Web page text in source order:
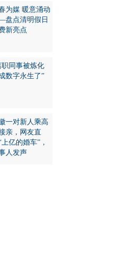
为媒 暖意涌动
点清明假日
新亮点
职同事被炼化
数字永生了”
一对新人乘高
亲，网友直
上亿的婚车”，
人发声